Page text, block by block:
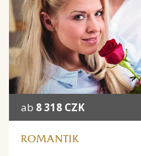
ab 8 318 CZK
ROMANTIK